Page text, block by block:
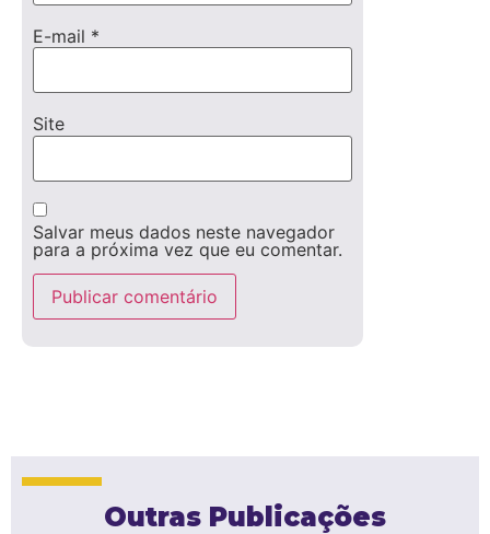
E-mail *
Site
Salvar meus dados neste navegador
para a próxima vez que eu comentar.
Outras Publicações